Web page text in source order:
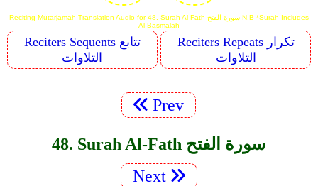
Reciting Mutarjamah Translation Audio for 48. Surah Al-Fath سورة الفتح N.B *Surah Includes
Al-Basmalah
Reciters Sequents تتابع
التلاوات
Reciters Repeats تكرار
التلاوات
Prev
48. Surah Al-Fath سورة الفتح
Next